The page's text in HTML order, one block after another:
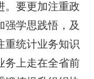
。要更加注重政
强学思践悟，及
重统计业务知识
务上走在全省前